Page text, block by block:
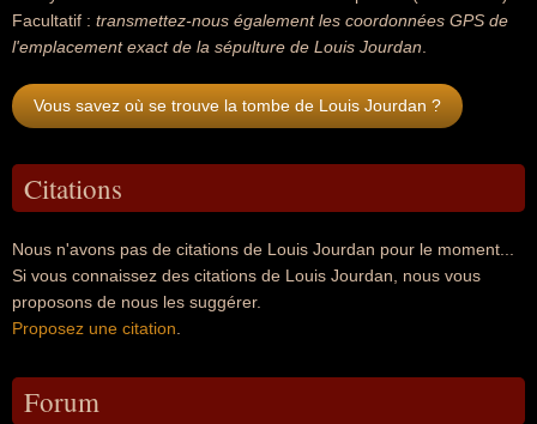
Facultatif : transmettez-nous également les coordonnées GPS de
l'emplacement exact de la sépulture de Louis Jourdan
Vous savez où se trouve la tombe de Louis Jourdan ?
Citations
Nous n'avons pas de citations de Louis Jourdan pour le moment...
Si vous connaissez des citations de Louis Jourdan, nous vous
proposons de nous les suggérer.
Proposez une citation
Forum